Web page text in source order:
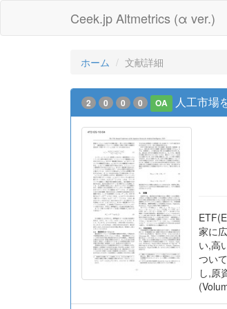
Ceek.jp Altmetrics (α ver.)
ホーム 文献詳細
2 0 0 0 OA 人工市場
家に
い,高
つい
し,原